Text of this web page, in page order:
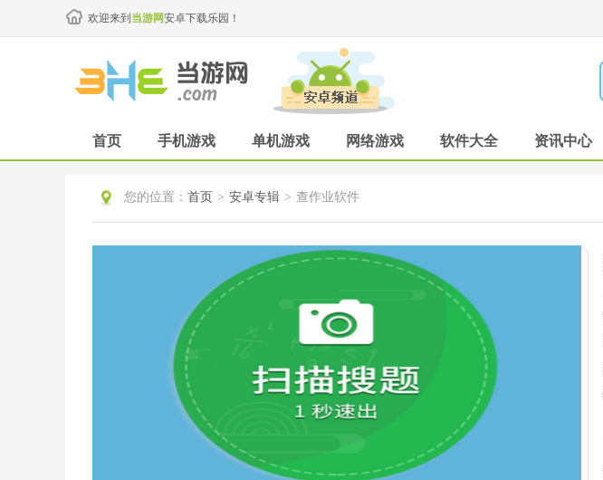
欢迎来到 当游网安卓下载乐园！
首页 手机游戏 单机游戏 网络游戏 软件大全 资讯中心
您的位置： 首页 > 安卓专辑 > 查作业软件